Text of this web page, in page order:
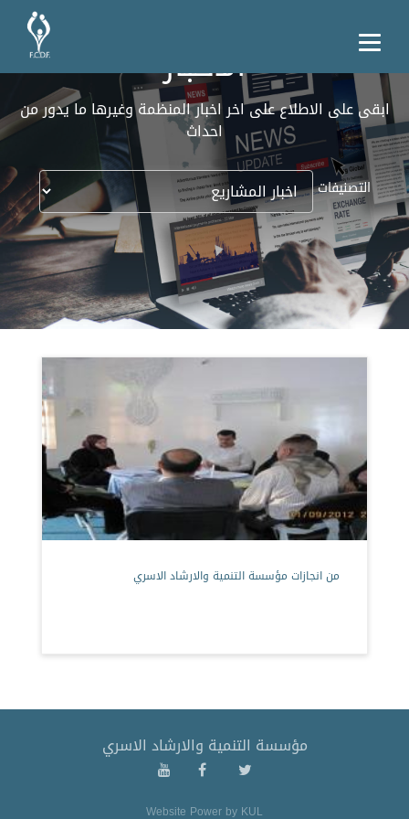
الأخبار
ابقى على الاطلاع على اخر اخبار المنظمة وغيرها ما يدور من
احداث
التصنيفات
من انجازات مؤسسة التنمية والارشاد الاسري
مؤسسة التنمية والارشاد الاسري
Website Power by KUL